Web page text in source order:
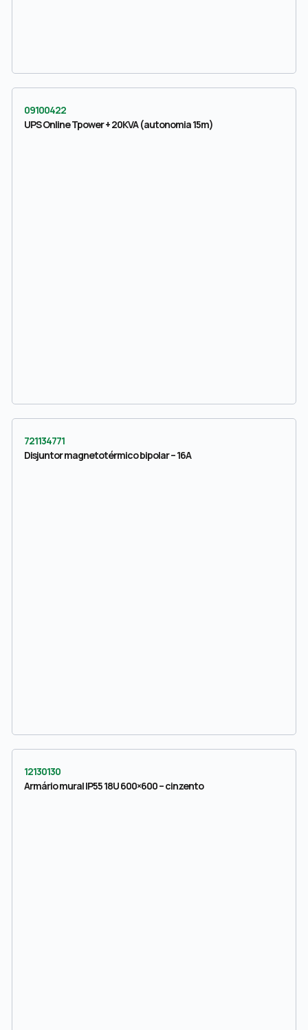
09100422
UPS Online Tpower + 20KVA (autonomia 15m)
721134771
Disjuntor magnetotérmico bipolar – 16A
12130130
Armário mural IP55 18U 600×600 – cinzento